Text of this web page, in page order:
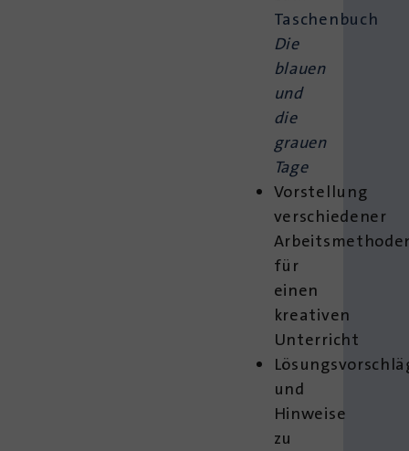
Taschenbuch
Die
blauen
und
die
grauen
Tage
Vorstellung
verschiedener
für
einen
kreativen
Unterricht
und
Hinweise
zu